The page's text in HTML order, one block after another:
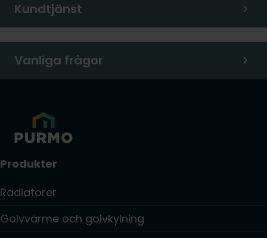
Kundtjänst
Vanliga frågor
Produkter
Radiatorer
Golvvärme och golvkylning